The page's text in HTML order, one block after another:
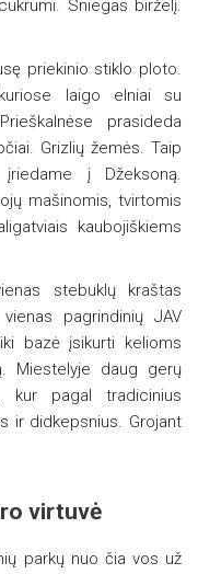
Sniegas birželį.
priekinio stiklo ploto.
laigo elniai su
prasideda
Grizlių žemės. Taip
į Džeksoną.
mašinomis, tvirtomis
kaubojiškiems
stebuklų kraštas
pagrindinių JAV
bazė įsikurti kelioms
Miestelyje daug gerų
kur pagal tradicinius
ir didkepsnius. Grojant
virtuvė
parkų nuo čia vos už